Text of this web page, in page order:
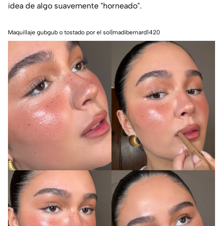
idea de algo suavemente "horneado".
Maquillaje gubgub o tostado por el sol|madibernard1420